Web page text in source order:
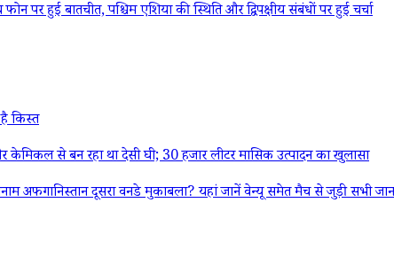
बातचीत, पश्चिम एशिया की स्थिति और द्विपक्षीय संबंधों पर हुई चर्चा
किस्त
से बन रहा था देसी घी; 30 हजार लीटर मासिक उत्पादन का खुलासा
दूसरा वनडे मुकाबला? यहां जानें वेन्यू समेत मैच से जुड़ी सभी